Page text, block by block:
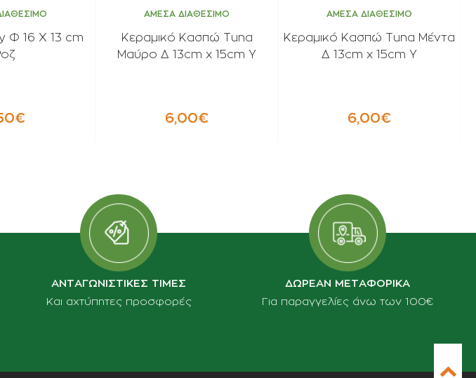
Φ 16 Χ 13 cm
ΑΜΕΣΑ ΔΙΑΘΕΣΙΜΟ
Κεραμικό Κασπώ Tuna
Μαύρο Δ 13cm x 15cm Υ
6,00€
ΑΜΕΣΑ ΔΙΑΘΕΣΙΜΟ
Κεραμικό Κασπώ Tuna Μέντα
Δ 13cm x 15cm Υ
6,00€
ΑΝΤΑΓΩΝΙΣΤΙΚΕΣ ΤΙΜΕΣ
Και αχτύπητες προσφορές
ΔΩΡΕΑΝ ΜΕΤΑΦΟΡΙΚΑ
Για παραγγελίες άνω των 100€